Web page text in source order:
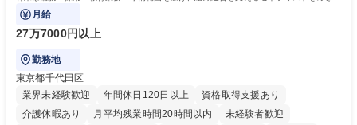
ます。
月給
27万7000円以上
勤務地
東京都千代田区
業界未経験歓迎
年間休日120日以上
資格取得支援あり
介護休暇あり
月平均残業時間20時間以内
未経験者歓迎